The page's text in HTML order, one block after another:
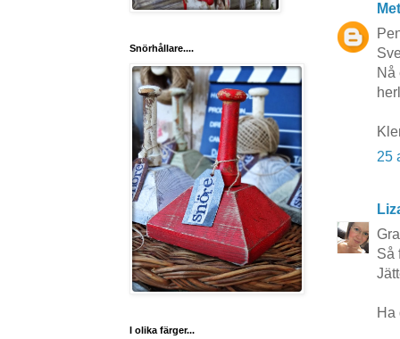
Nå
25
Så
Ha
Snörhållare....
I olika färger...